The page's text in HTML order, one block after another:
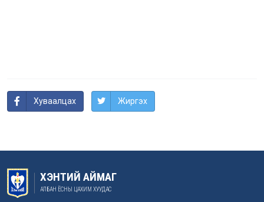
Хуваалцах Жиргэх
ХЭНТИЙ АЙМАГ
АЛБАН ЁСНЫ ЦАХИМ ХУУДАС